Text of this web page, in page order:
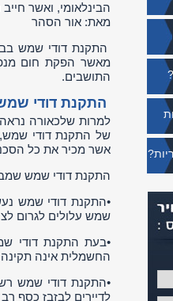
הבינלאומי, ואשר
מאת: אור הסהר
התקנת דודי שמש
מאשר הפקת חום
התושבים.
התקנת דודי
למרות שלכאורה
של התקנת דודי שמש,
אשר מכיר את כל
התקנת דודי שמש
•התקנת דודי שמש
שמש עלולים לגרום
•בעת התקנת דודי
החשמלית אינה תקינה
•התקנת דודי שמש
לדיירים לבזבז כסף